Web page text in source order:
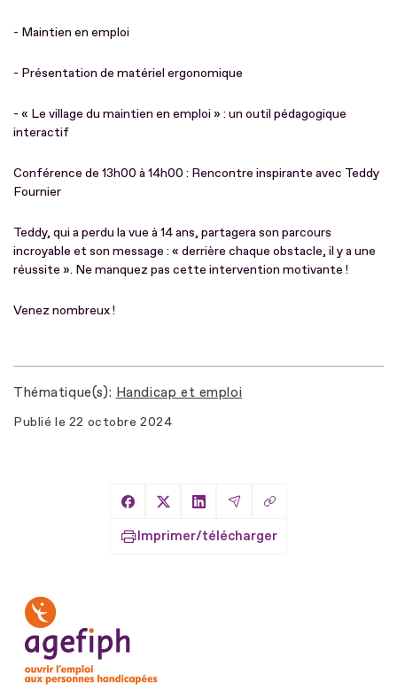
- Maintien en emploi
- Présentation de matériel ergonomique
- « Le village du maintien en emploi » : un outil pédagogique
interactif
Conférence de 13h00 à 14h00 : Rencontre inspirante avec Teddy
Fournier
Teddy, qui a perdu la vue à 14 ans, partagera son parcours
incroyable et son message : « derrière chaque obstacle, il y a une
réussite ». Ne manquez pas cette intervention motivante !
Venez nombreux !
Thématique(s) Handicap et emploi
Publié le 22 octobre 2024
Partager sur Facebook
Partager sur X
Partager sur LinkedIn
Partager par Email
Copier le lien
Imprimer/télécharger